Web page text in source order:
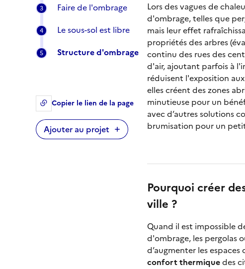
3 Faire de l'ombrage
4 Le sous-sol est libre
5 Structure d'ombrage
Copier le lien de la page
Ajouter au projet
Lors des vagues de
d'ombrage, telles que
mais leur effet
propriétés des arbres
continu des rues des
d'air, ajoutant parfois à
réduisent l'exposition
elles créent des zones
minutieuse pour un
avec d’autres solutions
brumisation pour un
Pourquoi créer
ville ?
Quand il est impossible
d'ombrage, les pergolas
d’augmenter les
confort thermiquedes